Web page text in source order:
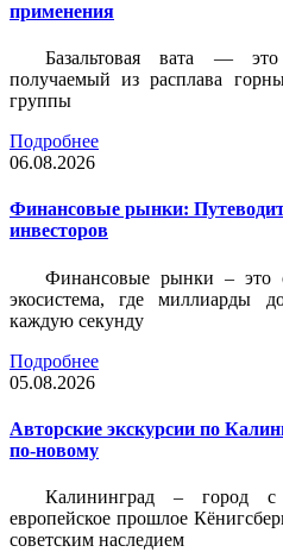
применения
Базальтовая вата — это
получаемый из расплава
группы
Подробнее
06.08.2026
Финансовые рынки:
инвесторов
Финансовые рынки – это
экосистема, где миллиарды
каждую секунду
Подробнее
05.08.2026
Авторские экскурсии по
по-новому
Калининград – город с
европейское прошлое
советским наследием